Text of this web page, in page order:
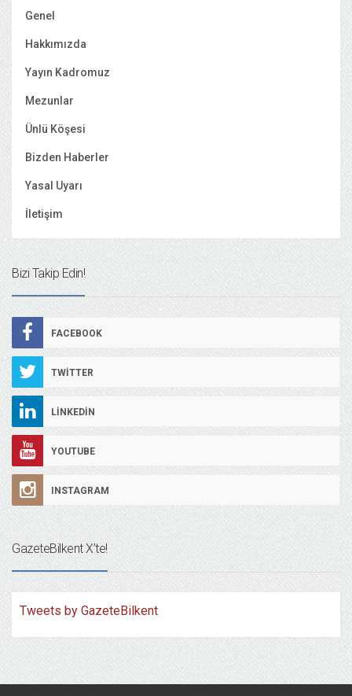
Genel
Hakkımızda
Yayın Kadromuz
Mezunlar
Ünlü Köşesi
Bizden Haberler
Yasal Uyarı
İletişim
Bizi Takip Edin!
FACEBOOK
TWITTER
LINKEDIN
YOUTUBE
INSTAGRAM
GazeteBilkent X’te!
Tweets by GazeteBilkent